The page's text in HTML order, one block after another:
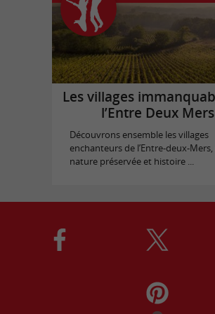
Les villages
l’Entre Deux Mers
Découvrons ensemble les villages
enchanteurs de l’Entre-deux-
nature préservée et histoire ...